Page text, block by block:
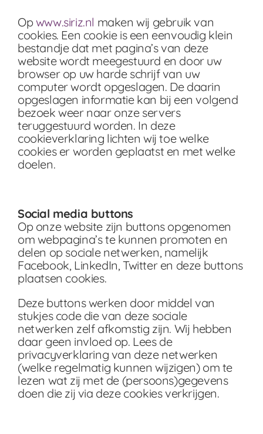
Op www.siriz.nl maken wij gebruik van
cookies. Een cookie is een eenvoudig klein
bestandje dat met pagina’s van deze
website wordt meegestuurd en door uw
browser op uw harde schrijf van uw
computer wordt opgeslagen. De daarin
opgeslagen informatie kan bij een volgend
bezoek weer naar onze servers
teruggestuurd worden. In deze
cookieverklaring lichten wij toe welke
cookies er worden geplaatst en met welke
doelen.
Social media buttons
Op onze website zijn buttons opgenomen
om webpagina’s te kunnen promoten en
delen op sociale netwerken, namelijk
Facebook, LinkedIn, Twitter en deze buttons
plaatsen cookies.
Deze buttons werken door middel van
stukjes code die van deze sociale
netwerken zelf afkomstig zijn. Wij hebben
daar geen invloed op. Lees de
privacyverklaring van deze netwerken
(welke regelmatig kunnen wijzigen) om te
lezen wat zij met de (persoons)gegevens
doen die zij via deze cookies verkrijgen.